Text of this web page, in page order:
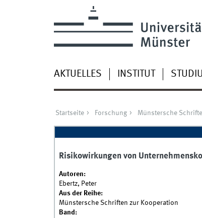
AKTUELLES INSTITUT
Startseite Forschung Münstersche
Risikowirkungen von
Autoren:
Ebertz, Peter
Aus der Reihe:
Münstersche Schriften zur Kooperation
Band: